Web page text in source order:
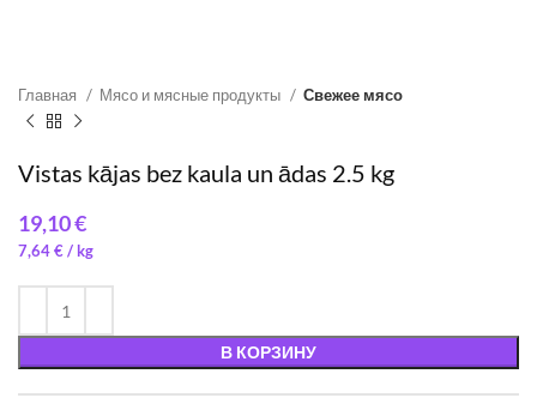
Главная Мясо и мясные продукты Свежее мясо
Vistas kājas bez kaula un ādas 2.5 kg
€
7,64€/
В КОРЗИНУ